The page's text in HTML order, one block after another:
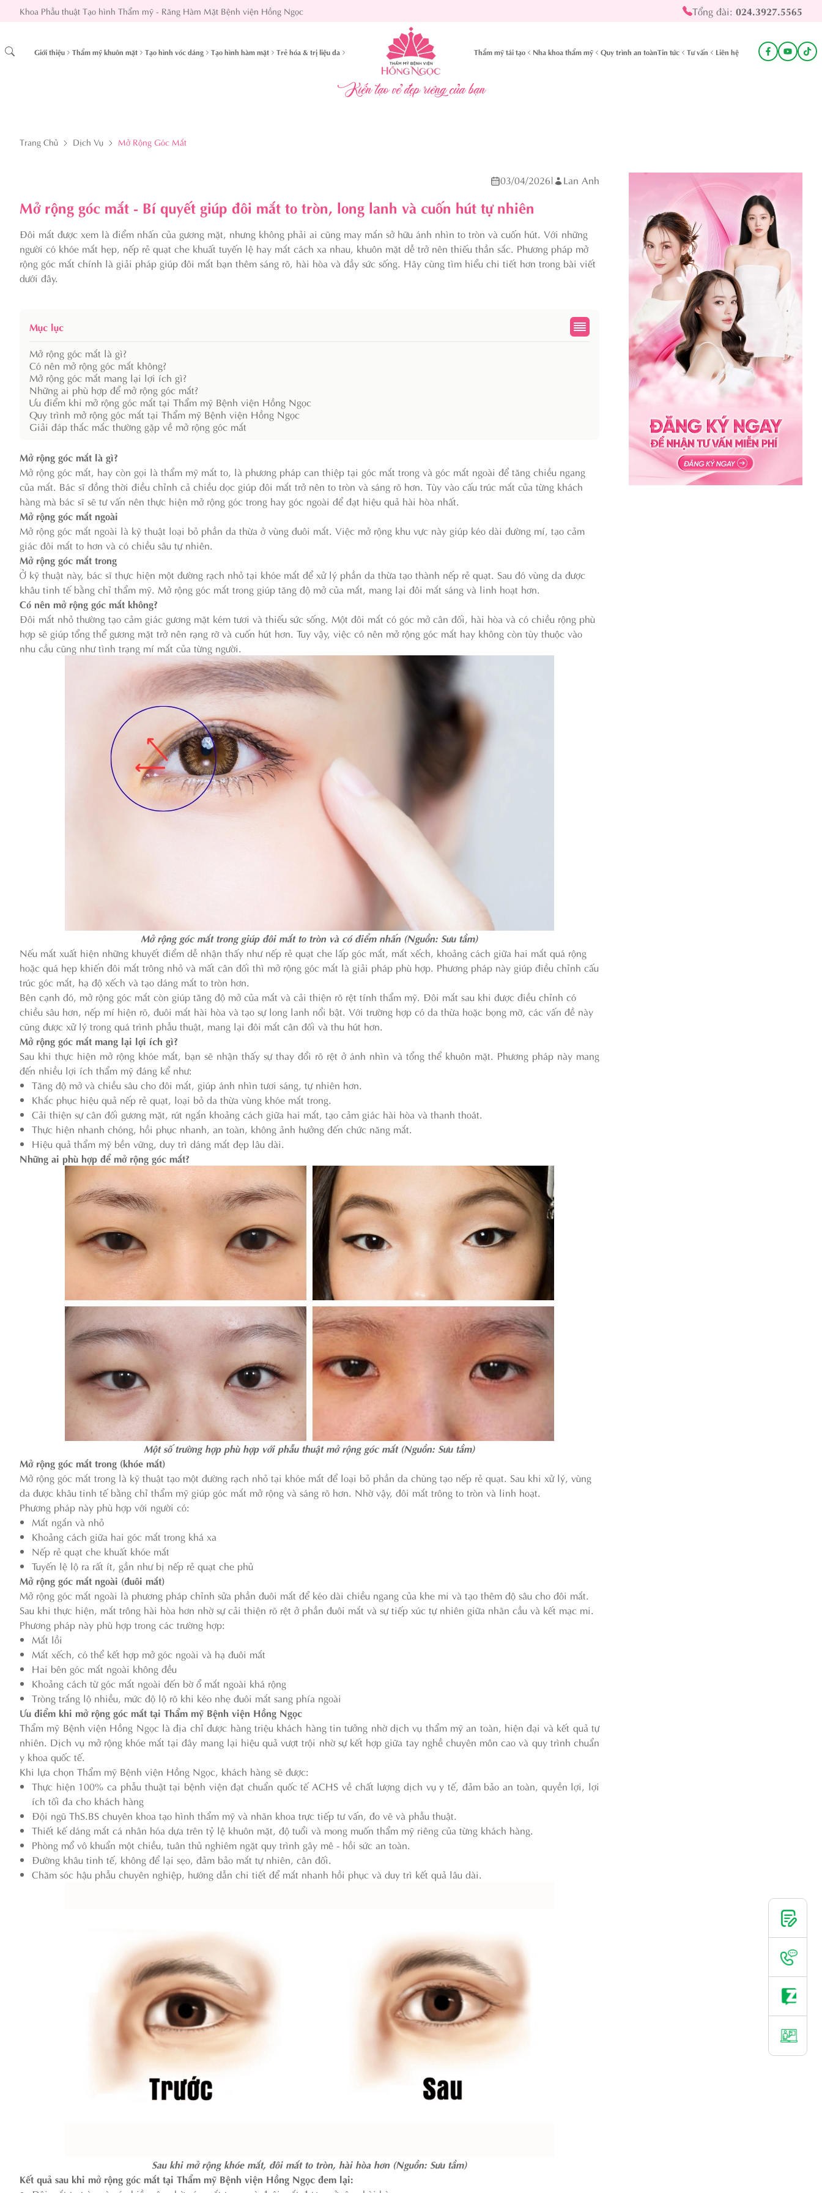
Khoa Phẫu thuật Tạo hình Thẩm mỹ - Răng Hàm Mặt Bệnh viện Hồng Ngọc Tổng đài: 024.3927.5565
Giới thiệu Thẩm mỹ khuôn mặt Tạo hình vóc dáng Tạo hình hàm mặt Trẻ hóa & trị liệu da Thẩm mỹ tái tạo Nha khoa thẩm mỹ Quy trình an toànTin tức Tư vấn Liên hệ
Kiến tạo vẻ đẹp riêng của bạn
Trang Chủ Dịch Vụ Mở Rộng Góc Mắt
03/04/2026| Lan Anh
Mở rộng góc mắt - Bí quyết giúp đôi mắt to tròn, long lanh và cuốn hút tự nhiên
Đôi mắt được xem là điểm nhấn của gương mặt, nhưng không phải ai cũng may mắn sở hữu ánh nhìn to tròn và cuốn hút. Với những
người có khóe mắt hẹp, nếp rẻ quạt che khuất tuyến lệ hay mắt cách xa nhau, khuôn mặt dễ trở nên thiếu thần sắc. Phương pháp mở
rộng góc mắt chính là giải pháp giúp đôi mắt bạn thêm sáng rõ, hài hòa và đầy sức sống. Hãy cùng tìm hiểu chi tiết hơn trong bài viết
dưới đây.
Mục lục
Mở rộng góc mắt là gì?
Có nên mở rộng góc mắt không?
Mở rộng góc mắt mang lại lợi ích gì?
Những ai phù hợp để mở rộng góc mắt?
Ưu điểm khi mở rộng góc mắt tại Thẩm mỹ Bệnh viện Hồng Ngọc
Quy trình mở rộng góc mắt tại Thẩm mỹ Bệnh viện Hồng Ngọc
Giải đáp thắc mắc thường gặp về mở rộng góc mắt
Mở rộng góc mắt là gì?
Mở rộng góc mắt, hay còn gọi là thẩm mỹ mắt to, là phương pháp can thiệp tại góc mắt trong và góc mắt ngoài để tăng chiều ngang
của mắt. Bác sĩ đồng thời điều chỉnh cả chiều dọc giúp đôi mắt trở nên to tròn và sáng rõ hơn. Tùy vào cấu trúc mắt của từng khách
hàng mà bác sĩ sẽ tư vấn nên thực hiện mở rộng góc trong hay góc ngoài để đạt hiệu quả hài hòa nhất.
Mở rộng góc mắt ngoài
Mở rộng góc mắt ngoài là kỹ thuật loại bỏ phần da thừa ở vùng đuôi mắt. Việc mở rộng khu vực này giúp kéo dài đường mí, tạo cảm
giác đôi mắt to hơn và có chiều sâu tự nhiên.
Mở rộng góc mắt trong
Ở kỹ thuật này, bác sĩ thực hiện một đường rạch nhỏ tại khóe mắt để xử lý phần da thừa tạo thành nếp rẻ quạt. Sau đó vùng da được
khâu tinh tế bằng chỉ thẩm mỹ. Mở rộng góc mắt trong giúp tăng độ mở của mắt, mang lại đôi mắt sáng và linh hoạt hơn.
Có nên mở rộng góc mắt không?
Đôi mắt nhỏ thường tạo cảm giác gương mặt kém tươi và thiếu sức sống. Một đôi mắt có góc mở cân đối, hài hòa và có chiều rộng phù
hợp sẽ giúp tổng thể gương mặt trở nên rạng rỡ và cuốn hút hơn. Tuy vậy, việc có nên mở rộng góc mắt hay không còn tùy thuộc vào
nhu cầu cũng như tình trạng mí mắt của từng người.
Mở rộng góc mắt trong giúp đôi mắt to tròn và có điểm nhấn (Nguồn: Sưu tầm)
Nếu mắt xuất hiện những khuyết điểm dễ nhận thấy như nếp rẻ quạt che lấp góc mắt, mắt xếch, khoảng cách giữa hai mắt quá rộng
hoặc quá hẹp khiến đôi mắt trông nhỏ và mất cân đối thì mở rộng góc mắt là giải pháp phù hợp. Phương pháp này giúp điều chỉnh cấu
trúc góc mắt, hạ độ xếch và tạo dáng mắt to tròn hơn.
Bên cạnh đó, mở rộng góc mắt còn giúp tăng độ mở của mắt và cải thiện rõ rệt tính thẩm mỹ. Đôi mắt sau khi được điều chỉnh có
chiều sâu hơn, nếp mí hiện rõ, đuôi mắt hài hòa và tạo sự long lanh nổi bật. Với trường hợp có da thừa hoặc bọng mỡ, các vấn đề này
cũng được xử lý trong quá trình phẫu thuật, mang lại đôi mắt cân đối và thu hút hơn.
Mở rộng góc mắt mang lại lợi ích gì?
Sau khi thực hiện mở rộng khóe mắt, bạn sẽ nhận thấy sự thay đổi rõ rệt ở ánh nhìn và tổng thể khuôn mặt. Phương pháp này mang
đến nhiều lợi ích thẩm mỹ đáng kể như:
Tăng độ mở và chiều sâu cho đôi mắt, giúp ánh nhìn tươi sáng, tự nhiên hơn.
Khắc phục hiệu quả nếp rẻ quạt, loại bỏ da thừa vùng khóe mắt trong.
Cải thiện sự cân đối gương mặt, rút ngắn khoảng cách giữa hai mắt, tạo cảm giác hài hòa và thanh thoát.
Thực hiện nhanh chóng, hồi phục nhanh, an toàn, không ảnh hưởng đến chức năng mắt.
Hiệu quả thẩm mỹ bền vững, duy trì dáng mắt đẹp lâu dài.
Những ai phù hợp để mở rộng góc mắt?
Một số trường hợp phù hợp với phẫu thuật mở rộng góc mắt (Nguồn: Sưu tầm)
Mở rộng góc mắt trong (khóe mắt)
Mở rộng góc mắt trong là kỹ thuật tạo một đường rạch nhỏ tại khóe mắt để loại bỏ phần da chùng tạo nếp rẻ quạt. Sau khi xử lý, vùng
da được khâu tinh tế bằng chỉ thẩm mỹ giúp góc mắt mở rộng và sáng rõ hơn. Nhờ vậy, đôi mắt trông to tròn và linh hoạt.
Phương pháp này phù hợp với người có:
Mắt ngắn và nhỏ
Khoảng cách giữa hai góc mắt trong khá xa
Nếp rẻ quạt che khuất khóe mắt
Tuyến lệ lộ ra rất ít, gần như bị nếp rẻ quạt che phủ
Mở rộng góc mắt ngoài (đuôi mắt)
Mở rộng góc mắt ngoài là phương pháp chỉnh sửa phần đuôi mắt để kéo dài chiều ngang của khe mi và tạo thêm độ sâu cho đôi mắt.
Sau khi thực hiện, mắt trông hài hòa hơn nhờ sự cải thiện rõ rệt ở phần đuôi mắt và sự tiếp xúc tự nhiên giữa nhãn cầu và kết mạc mi.
Phương pháp này phù hợp trong các trường hợp:
Mắt lồi
Mắt xếch, có thể kết hợp mở góc ngoài và hạ đuôi mắt
Hai bên góc mắt ngoài không đều
Khoảng cách từ góc mắt ngoài đến bờ ổ mắt ngoài khá rộng
Tròng trắng lộ nhiều, mức độ lộ rõ khi kéo nhẹ đuôi mắt sang phía ngoài
Ưu điểm khi mở rộng góc mắt tại Thẩm mỹ Bệnh viện Hồng Ngọc
Thẩm mỹ Bệnh viện Hồng Ngọc là địa chỉ được hàng triệu khách hàng tin tưởng nhờ dịch vụ thẩm mỹ an toàn, hiện đại và kết quả tự
nhiên. Dịch vụ mở rộng khóe mắt tại đây mang lại hiệu quả vượt trội nhờ sự kết hợp giữa tay nghề chuyên môn cao và quy trình chuẩn
y khoa quốc tế.
Khi lựa chọn Thẩm mỹ Bệnh viện Hồng Ngọc, khách hàng sẽ được:
Thực hiện 100% ca phẫu thuật tại bệnh viện đạt chuẩn quốc tế ACHS về chất lượng dịch vụ y tế, đảm bảo an toàn, quyền lợi, lợi
ích tối đa cho khách hàng
Đội ngũ ThS.BS chuyên khoa tạo hình thẩm mỹ và nhãn khoa trực tiếp tư vấn, đo vẽ và phẫu thuật.
Thiết kế dáng mắt cá nhân hóa dựa trên tỷ lệ khuôn mặt, độ tuổi và mong muốn thẩm mỹ riêng của từng khách hàng.
Phòng mổ vô khuẩn một chiều, tuân thủ nghiêm ngặt quy trình gây mê - hồi sức an toàn.
Đường khâu tinh tế, không để lại sẹo, đảm bảo mắt tự nhiên, cân đối.
Chăm sóc hậu phẫu chuyên nghiệp, hướng dẫn chi tiết để mắt nhanh hồi phục và duy trì kết quả lâu dài.
Sau khi mở rộng khóe mắt, đôi mắt to tròn, hài hòa hơn (Nguồn: Sưu tầm)
Kết quả sau khi mở rộng góc mắt tại Thẩm mỹ Bệnh viện Hồng Ngọc đem lại: